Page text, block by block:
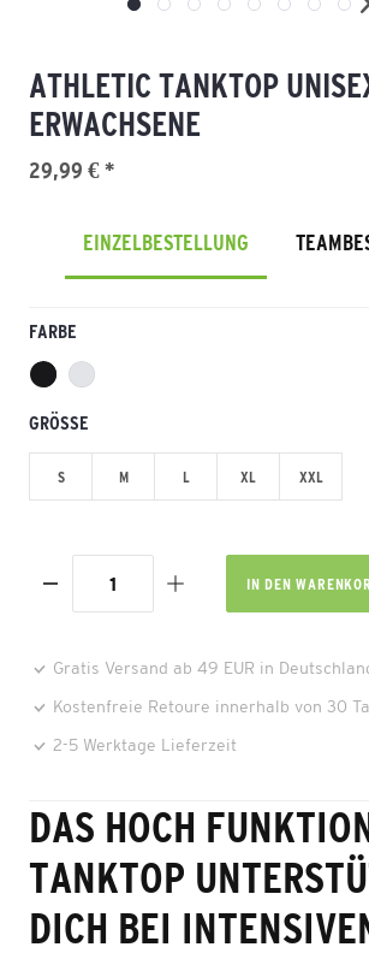
ATHLETIC TANKTOP
ERWACHSENE
29,99 € *
EINZELBESTELLUNG
FARBE
GRÖSSE
S M L XL XXL
IN DEN
Gratis Versand ab 49 EUR in
Kostenfreie Retoure innerhalb von 30
2-5 Werktage Lieferzeit
DAS HOCH
TANKTOP
DICH BEI